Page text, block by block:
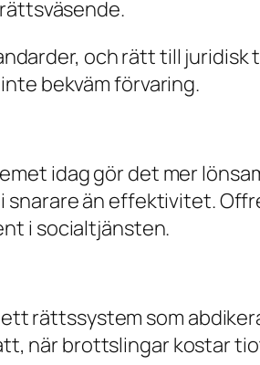
och rätt till juridisk
bekväm förvaring.
idag gör det mer
snarare än effektivitet.
i socialtjänsten.
rättssystem som
när brottslingar kostar